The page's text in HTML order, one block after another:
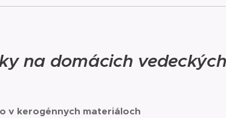
na domácich vedeckých
v kerogénnych materiáloch